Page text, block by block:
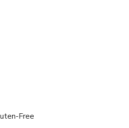
Free